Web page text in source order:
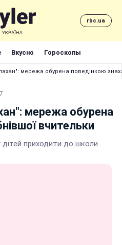
rbc.ua
Вкусно Гороскопы
мережа обурена поведінкою
мережа обурена
вчительки
приходити до школи